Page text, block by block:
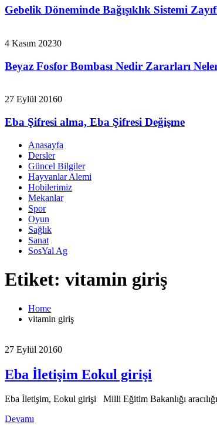
Gebelik Döneminde Bağışıklık Sistemi
4 Kasım 20230
Beyaz Fosfor Bombası Nedir Zararları
27 Eylül 20160
Eba Şifresi alma, Eba Şifresi Değişme
Anasayfa
Dersler
Güncel Bilgiler
Hayvanlar Alemi
Hobilerimiz
Mekanlar
Spor
Oyun
Sağlık
Sanat
SosYal Ag
Etiket: vitamin giriş
Home
vitamin giriş
27 Eylül 20160
Eba İletişim Eokul girişi
Eba İletişim, Eokul girişi Milli Eğitim Bakanlığı
Devamı